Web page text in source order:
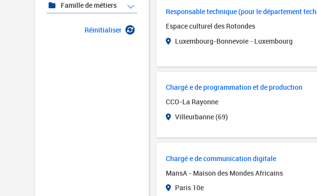
Responsable technique (pour le département
Espace culturel des Rotondes
Luxembourg-Bonnevoie - Luxembourg
Chargé.e de programmation et de production
CCO-La Rayonne
Villeurbanne (69)
Chargé·e de communication digitale
MansA - Maison des Mondes Africains
Paris 10e
Famille de métiers
Réinitialiser